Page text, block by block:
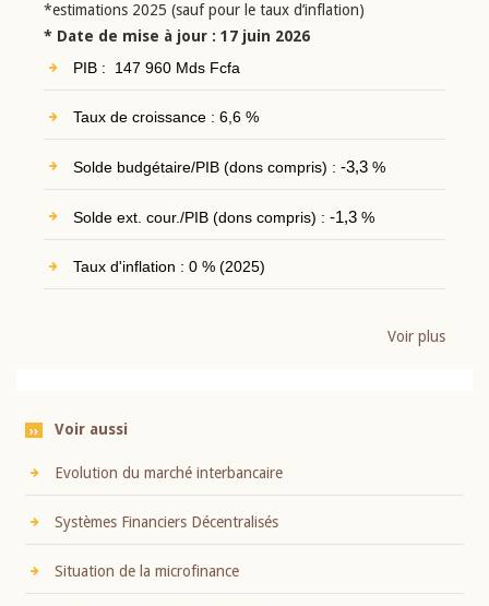
*estimations 2025 (sauf pour le taux d’inflation)
* Date de mise à jour : 17 juin 2026
PIB : 147 960 Mds Fcfa
Taux de croissance : 6,6 %
Solde budgétaire/PIB (dons compris) : -3,3%
Solde ext. cour./PIB (dons compris) : -1,3%
Taux d'inflation : 0 % (2025)
Voir plus
Voir aussi
Evolution du marché interbancaire
Systèmes Financiers Décentralisés
Situation de la microfinance